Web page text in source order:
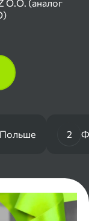
O.O. (аналог
2